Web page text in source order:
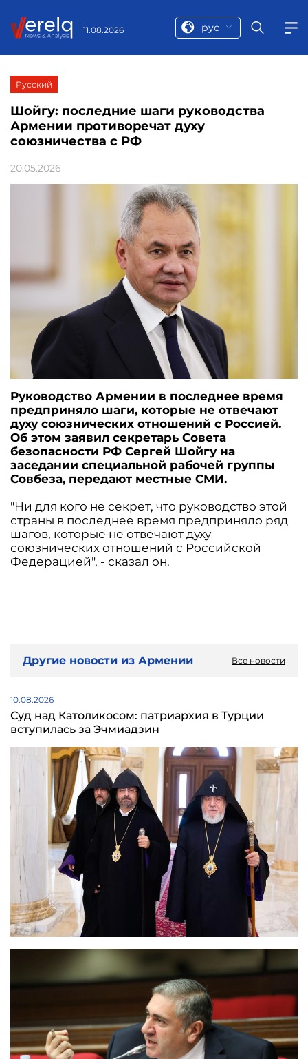
11.08.2026 рус
Русский
Шойгу: последние шаги руководства
Армении противоречат духу
союзничества с РФ
20.05.2026
Руководство Армении в последнее время
предприняло шаги, которые не отвечают
духу союзнических отношений с Россией.
Об этом заявил секретарь Совета
безопасности РФ Сергей Шойгу на
заседании специальной рабочей группы
Совбеза, передают местные СМИ.
"Ни для кого не секрет, что руководство этой
страны в последнее время предприняло ряд
шагов, которые не отвечают духу
союзнических отношений с Российской
Федерацией", - сказал он.
Другие новости из Армении Все новости
10.08.2026
Суд над Католикосом: патриархия в Турции
вступилась за Эчмиадзин